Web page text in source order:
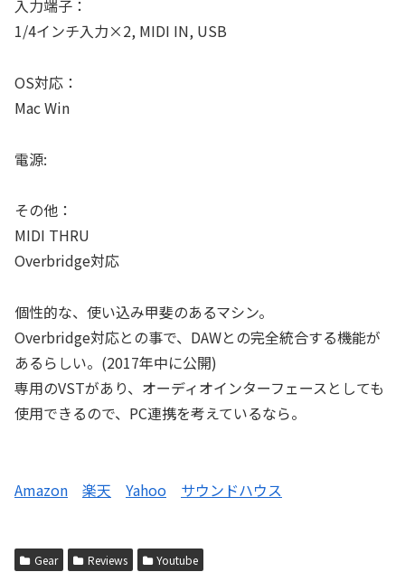
入力端子：
1/4インチ入力×2, MIDI IN, USB
OS対応：
Mac Win
電源:
その他：
MIDI THRU
Overbridge対応
個性的な、使い込み甲斐のあるマシン。
Overbridge対応との事で、DAWとの完全統合する機能が
あるらしい。(2017年中に公開)
専用のVSTがあり、オーディオインターフェースとしても
使用できるので、PC連携を考えているなら。
Amazon 楽天 Yahoo サウンドハウス
Gear Reviews Youtube